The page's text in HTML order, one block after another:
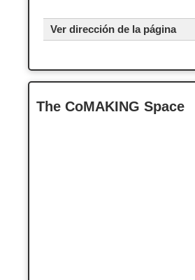
Ver dirección de la página
The CoMAKING Space